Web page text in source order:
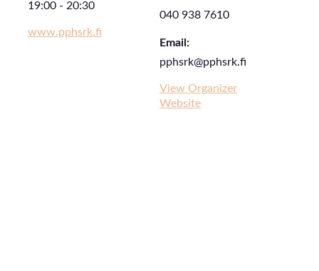
19:00 - 20:30
www.pphsrk.fi
040 938 7610
Email:
pphsrk@pphsrk.fi
View Organizer
Website